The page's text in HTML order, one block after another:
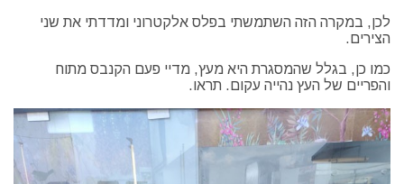
לכן, במקרה הזה השתמשתי בפלס אלקטרוני ומדדתי את שני
הצירים.
כמו כן, בגלל שהמסגרת היא מעץ, מדיי פעם הקנבס מתוח
והפריים של העץ נהייה עקום. תראו.